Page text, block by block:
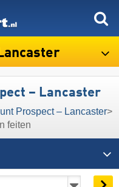
– Lancaster
Prospect – Lancaster>
feiten